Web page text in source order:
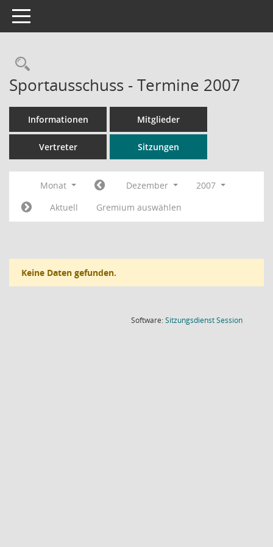
Toggle navigation
Rechercheauswahl
Sportausschuss - Termine 2007
Informationen Mitglieder
Vertreter Sitzungen
Monat Dezember
2007
Aktuell
Gremium auswählen
Keine Daten gefunden.
Software:SitzungsdienstSession(Wird in